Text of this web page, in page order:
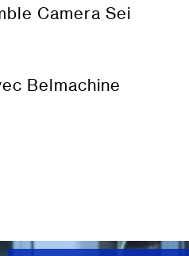
Camera Sei
Belmachine